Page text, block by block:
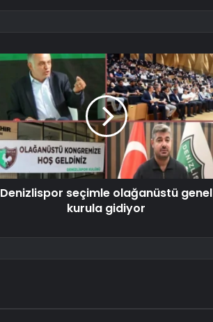
Denizlispor seçimle olağanüstü genel
kurula gidiyor